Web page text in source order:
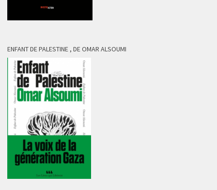
ENFANT DE PALESTINE , DE OMAR ALSOUMI